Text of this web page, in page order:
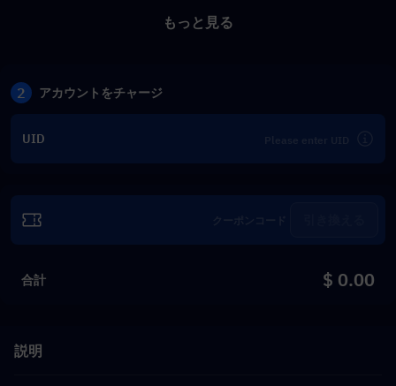
もっと見る
2 アカウントをチャージ
UID
合計 $ 0.00
説明